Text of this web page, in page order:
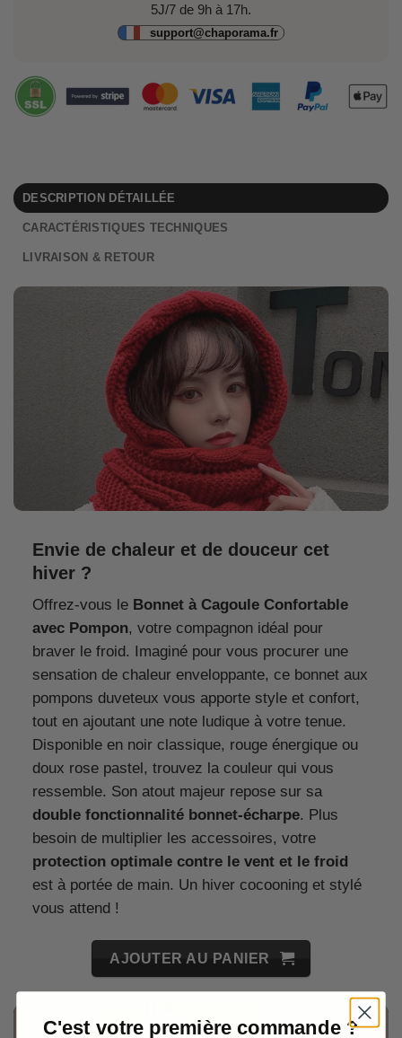
5J/7 de 9h à 17h.
support@chaporama.fr
DESCRIPTION DÉTAILLÉE
CARACTÉRISTIQUES TECHNIQUES
LIVRAISON & RETOUR
Envie de chaleur et de douceur cet
hiver ?
Offrez-vous le Bonnet à Cagoule Confortable
avec Pompon, votre compagnon idéal pour
braver le froid. Imaginé pour vous procurer une
sensation de chaleur enveloppante, ce bonnet aux
pompons duveteux vous apporte style et confort,
tout en ajoutant une note ludique à votre tenue.
Disponible en noir classique, rouge énergique ou
doux rose pastel, trouvez la couleur qui vous
ressemble. Son atout majeur repose sur sa
double fonctionnalité bonnet-écharpe. Plus
besoin de multiplier les accessoires, votre
protection optimale contre le vent et le froid
est à portée de main. Un hiver cocooning et stylé
vous attend !
AJOUTER AU PANIER
C'est votre première commande ?